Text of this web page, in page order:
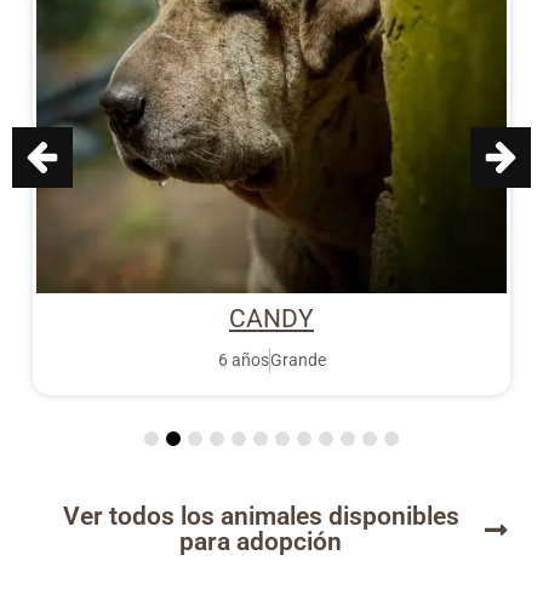
CANDY
6 añosGrande
Ver todos los animales disponibles
para adopción